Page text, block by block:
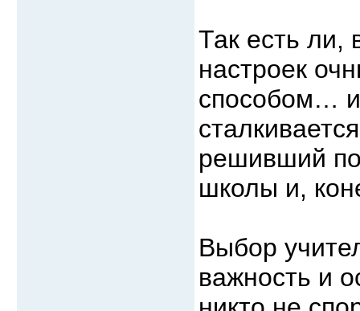
Так есть ли,
настроек
способом…
решивший
школы и,
Выбор
важность и